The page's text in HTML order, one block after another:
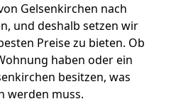
Gelsenkirchen nach
und deshalb setzen wir
Preise zu bieten. Ob
haben oder ein
besitzen, was
werden muss.